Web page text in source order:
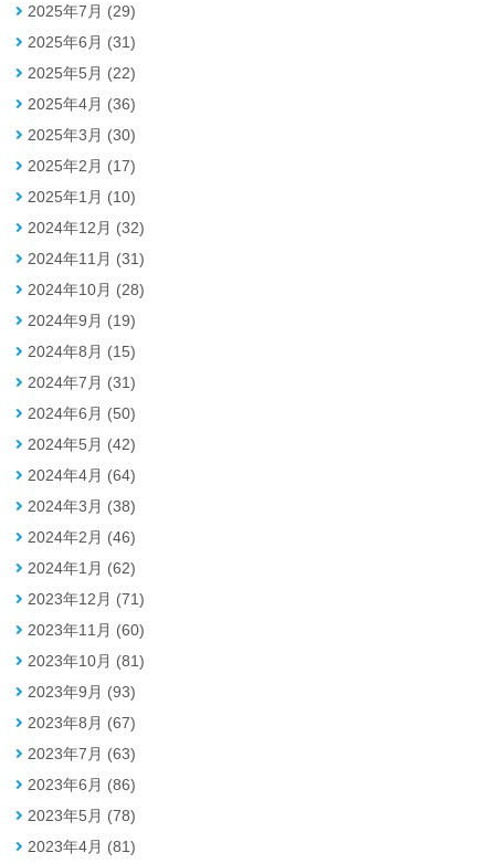
2025年7月 (29)
2025年6月 (31)
2025年5月 (22)
2025年4月 (36)
2025年3月 (30)
2025年2月 (17)
2025年1月 (10)
2024年12月 (32)
2024年11月 (31)
2024年10月 (28)
2024年9月 (19)
2024年8月 (15)
2024年7月 (31)
2024年6月 (50)
2024年5月 (42)
2024年4月 (64)
2024年3月 (38)
2024年2月 (46)
2024年1月 (62)
2023年12月 (71)
2023年11月 (60)
2023年10月 (81)
2023年9月 (93)
2023年8月 (67)
2023年7月 (63)
2023年6月 (86)
2023年5月 (78)
2023年4月 (81)